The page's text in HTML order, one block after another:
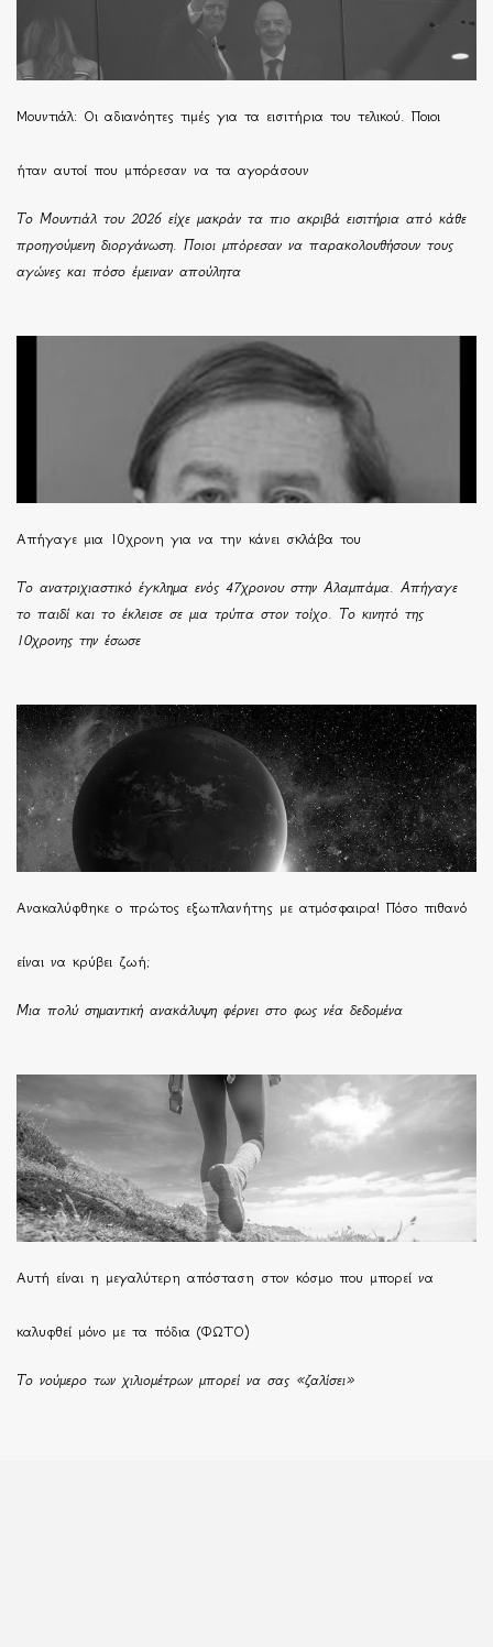
Μουντιάλ: Οι αδιανόητες τιμές για τα εισιτήρια του τελικού. Ποιοι
ήταν αυτοί που μπόρεσαν να τα αγοράσουν
Το Μουντιάλ του 2026 είχε μακράν τα πιο ακριβά εισιτήρια από κάθε
προηγούμενη διοργάνωση. Ποιοι μπόρεσαν να παρακολουθήσουν τους
αγώνες και πόσο έμειναν απούλητα
Απήγαγε μια 10χρονη για να την κάνει σκλάβα του
Το ανατριχιαστικό έγκλημα ενός 47χρονου στην Αλαμπάμα. Απήγαγε
το παιδί και το έκλεισε σε μια τρύπα στον τοίχο. Το κινητό της
10χρονης την έσωσε
Ανακαλύφθηκε ο πρώτος εξωπλανήτης με ατμόσφαιρα! Πόσο πιθανό
είναι να κρύβει ζωή;
Μια πολύ σημαντική ανακάλυψη φέρνει στο φως νέα δεδομένα
Αυτή είναι η μεγαλύτερη απόσταση στον κόσμο που μπορεί να
καλυφθεί μόνο με τα πόδια (ΦΩΤΟ)
Το νούμερο των χιλιομέτρων μπορεί να σας «ζαλίσει»